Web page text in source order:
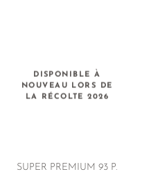
DISPONIBLE À
NOUVEAU LORS DE
LA RÉCOLTE 2026
SUPER PREMIUM 93 P.